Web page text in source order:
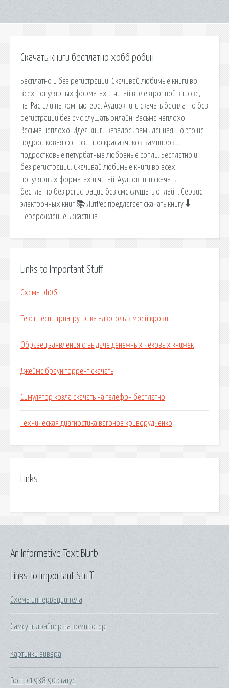
Скачать книги бесплатно хобб робин
Бесплатно и без регистрации. Скачивай любимые книги во
всех популярных форматах и читай в электронной книжке,
на iPad или на компьютере. Аудиокниги скачать бесплатно без
регистрации без смс слушать онлайн. Весьма неплохо.
Весьма неплохо. Идея книги казалось замыленная, но это не
подростковая фэнтэзи про красавчиков вампиров и
подростковые петурбатные любовные сопли. Бесплатно и
без регистрации. Скачивай любимые книги во всех
популярных форматах и читай. Аудиокниги скачать
бесплатно без регистрации без смс слушать онлайн. Сервис
электронных книг 📚 ЛитРес предлагает скачать книгу 🠳
Перерождение, Джастина.
Links to Important Stuff
Схема ph06
Текст песни триагрутрика алкоголь в моей крови
Образец заявления о выдаче денежных чековых книжек
Джеймс браун торрент скачать
Симулятор козла скачать на телефон бесплатно
Техническая диагностика вагонов криворудченко
Links
Links to Important Stuff
Схема иннервации тела
Самсунг драйвер на компьютер
Картинки вивера
Гост р 1938 90 статус
An Informative Text Blurb